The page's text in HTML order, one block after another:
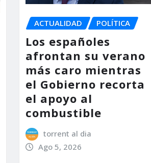
ACTUALIDAD POLÍTICA
Los españoles
afrontan su verano
más caro mientras
el Gobierno recorta
el apoyo al
combustible
torrent al dia
Ago 5, 2026